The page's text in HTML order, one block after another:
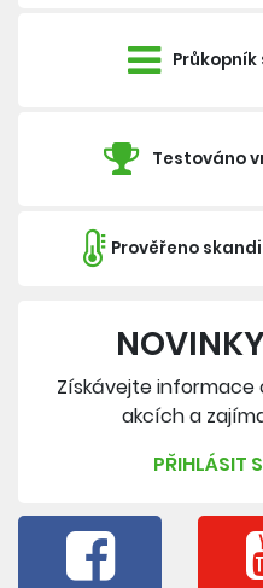
Testováno
Prověřeno
Získávejte
akcích a
PŘIHLÁSIT